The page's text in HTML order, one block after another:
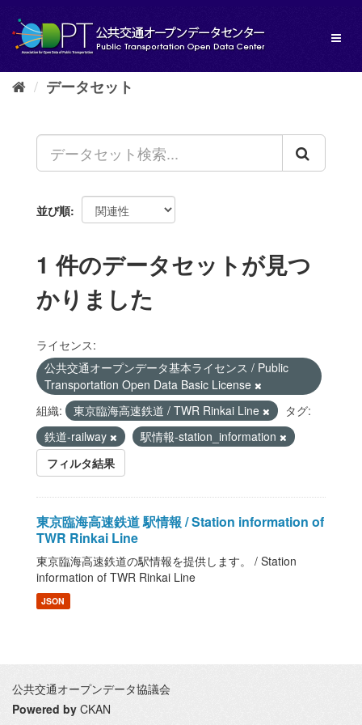
し
データセット
並び順
1 件のデータセットが見つ
かりました
ライセンス:
公共交通オープンデータ基本ライセンス / Public
Transportation Open Data Basic License
組織:
東京臨海高速鉄道 / TWR Rinkai Line
タグ:
鉄道-railway
駅情報-station_information
フィルタ結果
東京臨海高速鉄道 駅情報 / Station information of
TWR Rinkai Line
東京臨海高速鉄道の駅情報を提供します。 / Station
information of TWR Rinkai Line
JSON
公共交通オープンデータ協議会
Powered by CKAN